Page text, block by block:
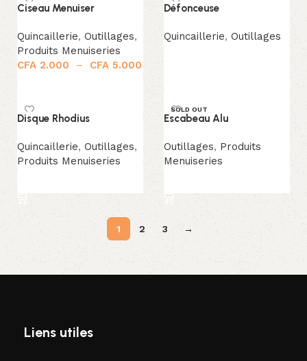
Ciseau Menuiser
Quincaillerie, Outillages,
Produits Menuiseries
CFA 2.000 – CFA 5.000
Défonceuse
Quincaillerie, Outillages
Disque Rhodius
Quincaillerie, Outillages,
Produits Menuiseries
SOLD OUT
Escabeau Alu
Outillages, Produits
Menuiseries
1 2 3 →
Liens utiles